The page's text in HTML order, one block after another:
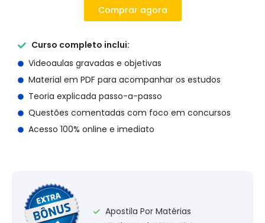
Comprar agora
Curso completo inclui:
Videoaulas gravadas e objetivas
Material em PDF para acompanhar os estudos
Teoria explicada passo-a-passo
Questões comentadas com foco em concursos
Acesso 100% online e imediato
✓ Apostila Por Matérias